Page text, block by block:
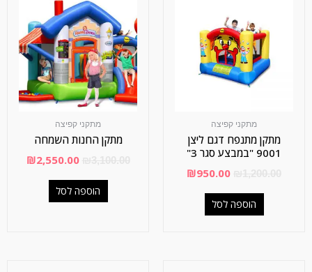
מתקני קפיצה
מתקן מתנפח דגם ליצן
9001 "במבצע סגר 3"
₪950.00
הוספה לסל
מתקני קפיצה
מתקן החנות השמחה
₪2,550.00
הוספה לסל